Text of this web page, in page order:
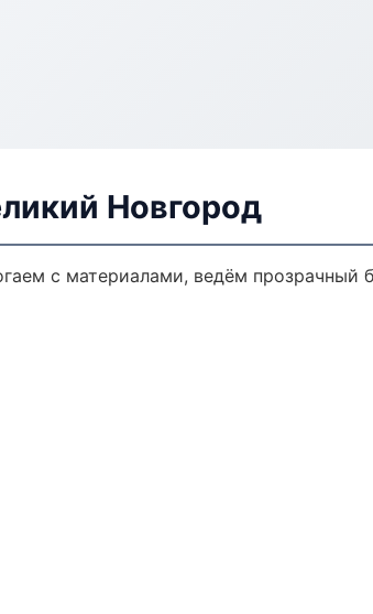
Новгород
с материалами, ведём прозрачный